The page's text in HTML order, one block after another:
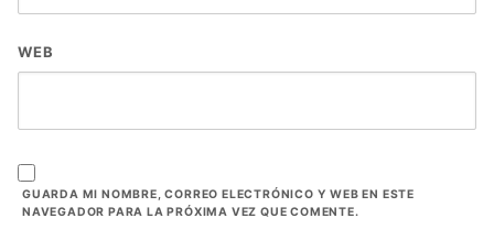
WEB
GUARDA MI NOMBRE, CORREO ELECTRÓNICO Y WEB EN ESTE
NAVEGADOR PARA LA PRÓXIMA VEZ QUE COMENTE.